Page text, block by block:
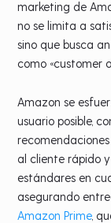
marketing de
no se limita a
sino que busca
como «customer
Amazon se
usuario posible,
al cliente rápido
estándares en
asegurando
Amazon Prime,